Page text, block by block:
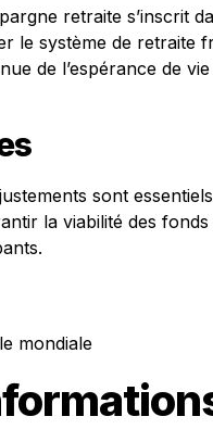
retraite s’inscrit
le système de retraite
de l’espérance de
sont
la viabilité des
mondiale